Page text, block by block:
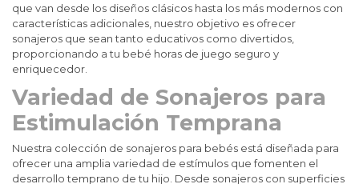
que van desde los diseños clásicos hasta los más modernos con
características adicionales, nuestro objetivo es ofrecer
sonajeros que sean tanto educativos como divertidos,
proporcionando a tu bebé horas de juego seguro y
enriquecedor.
Variedad de Sonajeros para
Estimulación Temprana
Nuestra colección de sonajeros para bebés está diseñada para
ofrecer una amplia variedad de estímulos que fomenten el
desarrollo temprano de tu hijo. Desde sonajeros con superficies